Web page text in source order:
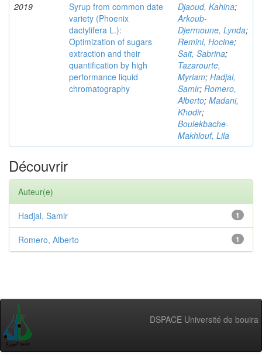
2019
Syrup from common date
variety (Phoenix
dactylifera L.):
Optimization of sugars
extraction and their
quantification by high
performance liquid
chromatography
Djaoud, Kahina;
Arkoub-
Djermoune, Lynda;
Remini, Hocine;
Sait, Sabrina;
Tazarourte,
Myriam; Hadjal,
Samir; Romero,
Alberto; Madani,
Khodir;
Boulekbache-
Makhlouf, Lila
Découvrir
Auteur(e)
1
Hadjal, Samir
1
Romero, Alberto
DSPACE Université de bouira